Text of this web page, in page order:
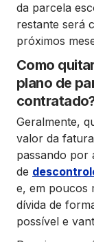
da parcela
restante será
próximos
Como
plano de
Geralmente,
valor da
passando por
de
e, em poucos
dívida de
possível e